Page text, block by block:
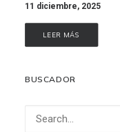
11 diciembre, 2025
LEER MÁS
BUSCADOR